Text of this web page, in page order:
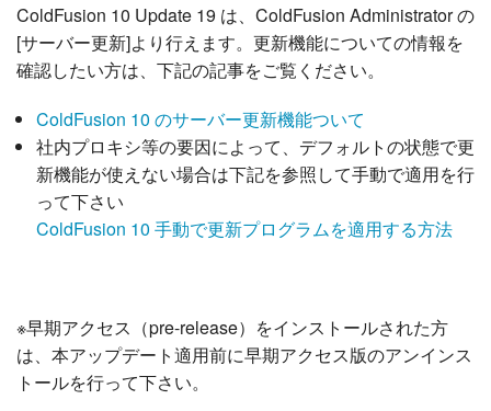
ColdFusion 10 Update 19 は、ColdFusion Administrator の
[サーバー更新]より行えます。更新機能についての情報を
確認したい方は、下記の記事をご覧ください。
ColdFusion 10 のサーバー更新機能ついて
社内プロキシ等の要因によって、デフォルトの状態で更
新機能が使えない場合は下記を参照して手動で適用を行
って下さい
ColdFusion 10 手動で更新プログラムを適用する方法
※早期アクセス（pre-release）をインストールされた方
は、本アップデート適用前に早期アクセス版のアンインス
トールを行って下さい。